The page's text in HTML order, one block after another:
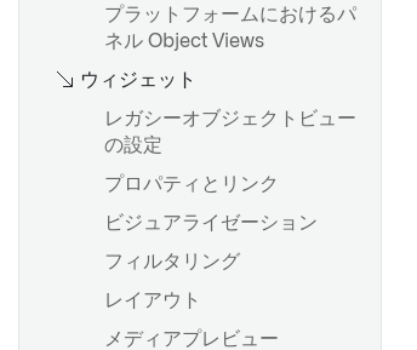
概要
値タイプの作成
値タイプの使用
Value type のバージョン
値タイプの権限
値タイプ制約
概要
構造体プロパティタイプを作
概要
はじめに
オブジェクト識別子
カスタム集計を作成する
プラットフォームにおけるパ
ネル Object Views
ウィジェット
レガシーオブジェクトビュー
の設定
プロパティとリンク
ビジュアライゼーション
フィルタリング
レイアウト
メディアプレビュー